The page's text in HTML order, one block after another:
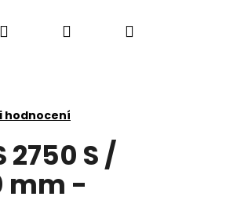
Hledat PřihlášeníNákupní
hodnocení
2750 S /
mm -